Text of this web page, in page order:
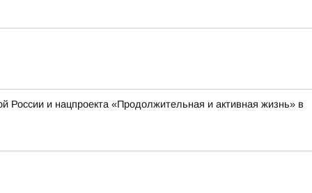
и нацпроекта «Продолжительная и активная жизнь» в